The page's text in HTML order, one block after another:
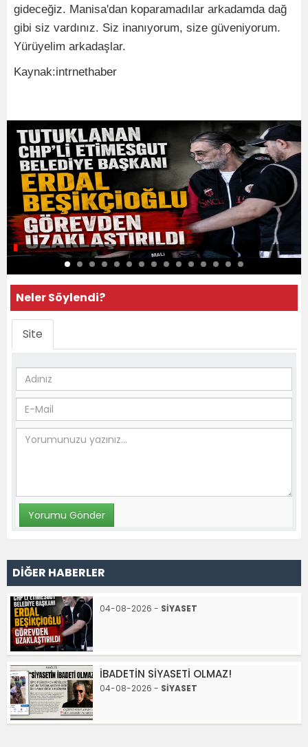
gideceğiz. Manisa'dan koparamadılar arkadamda dağ
gibi siz vardınız. Siz inanıyorum, size güveniyorum.
Yürüyelim arkadaşlar.
Kaynak:intrnethaber
Neler Söylendi?
Site
DİĞER HABERLER
04-08-2026 - SİYASET
İBADETİN SİYASETİ OLMAZ!
04-08-2026 - SİYASET